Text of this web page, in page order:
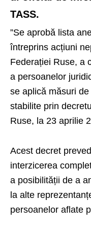
TASS.
”Se aprobă lista
întreprins acțiuni
Federației Ruse, a
a persoanelor
se aplică măsuri
stabilite prin
Ruse, la 23 aprilie
Acest decret
interzicerea
a posibilității de a
la alte
persoanelor aflate